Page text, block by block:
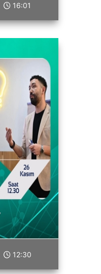
16:01
12:30